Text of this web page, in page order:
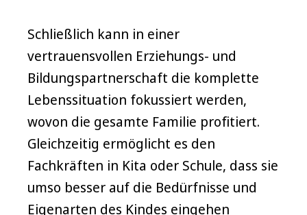
Schließlich kann in einer
vertrauensvollen Erziehungs- und
Bildungspartnerschaft die komplette
Lebenssituation fokussiert werden,
wovon die gesamte Familie profitiert.
Gleichzeitig ermöglicht es den
Fachkräften in Kita oder Schule, dass sie
umso besser auf die Bedürfnisse und
Eigenarten des Kindes eingehen